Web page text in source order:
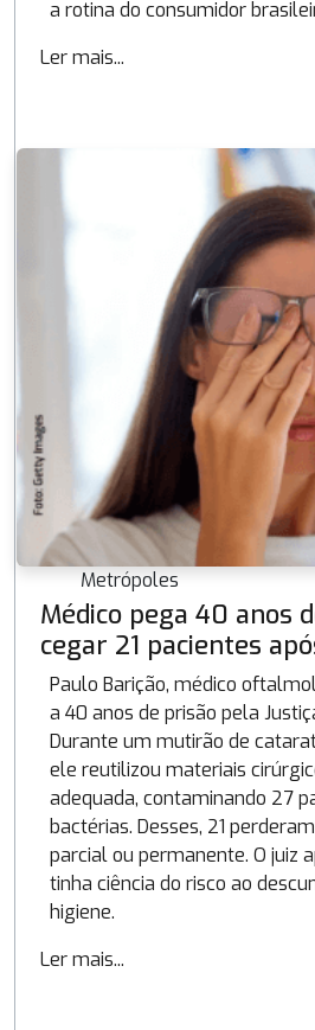
a rotina do consumidor
Ler mais...
Metrópoles
Médico pega 40 anos
cegar 21 pacientes
Paulo Barição, médico
a 40 anos de prisão pela
Durante um mutirão de
ele reutilizou materiais
adequada, contaminando 27
bactérias. Desses, 21
parcial ou permanente. O juiz
tinha ciência do risco ao
higiene.
Ler mais...